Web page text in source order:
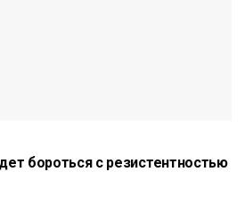
бороться с резистентностью